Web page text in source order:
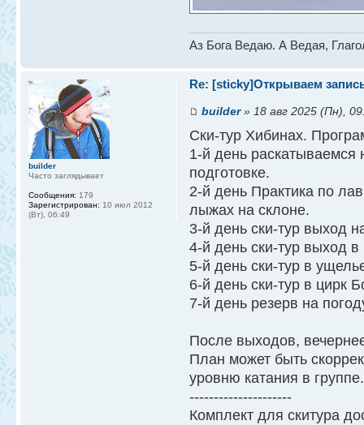
Аз Бога Ведаю. А Ведая,
Re: [sticky]Открываем
builder» 18 авг 2025 (Пн),
Ски-тур Хибинах.
1-й день раскатываемся
подготовке.
2-й день Практика по
лыжах на склоне.
3-й день ски-тур выход
4-й день ски-тур выход
5-й день ски-тур в
6-й день ски-тур в цирк
7-й день резерв на
После выходов,
План может быть
уровню катания в группе.
---------------------
Комплект для скитура
builder
Часто заглядывает
Сообщения: 179
Зарегистрирован: 10 июл 2012
(Вт), 06:49